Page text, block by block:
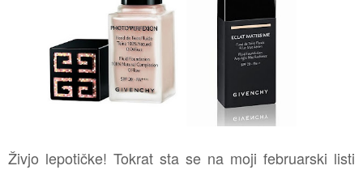
Živjo lepotičke! Tokrat sta se na moji februarski listi